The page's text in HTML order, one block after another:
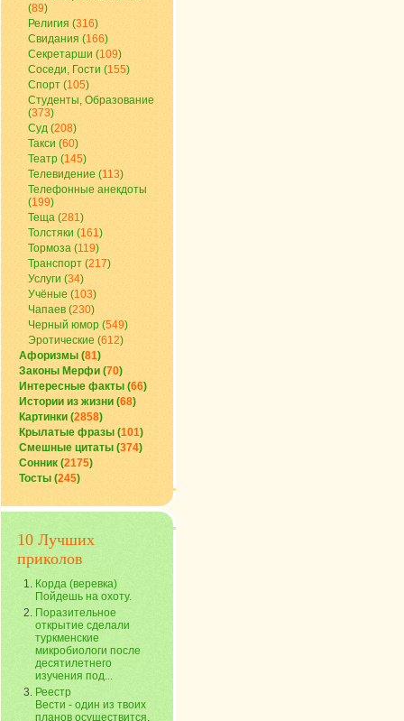
(89)
Религия (316)
Свидания (166)
Секретарши (109)
Соседи, Гости (155)
Спорт (105)
Студенты, Образование
(373)
Суд (208)
Такси (60)
Театр (145)
Телевидение (113)
Телефонные анекдоты
(199)
Теща (281)
Толстяки (161)
Тормоза (119)
Транспорт (217)
Услуги (34)
Учёные (103)
Чапаев (230)
Черный юмор (549)
Эротические (612)
Афоризмы (81)
Законы Мерфи (70)
Интересные факты (66)
Истории из жизни (68)
Картинки (2858)
Крылатые фразы (101)
Смешные цитаты (374)
Сонник (2175)
Тосты (245)
10 Лучших
приколов
Корда (веревка)
Пойдешь на охоту.
Поразительное
открытие сделали
туркменские
микробиологи после
десятилетнего
изучения под...
Реестр
Вести - один из твоих
планов осуществится.